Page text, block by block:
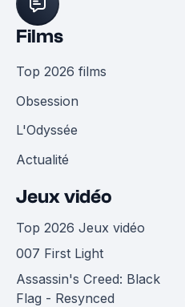
Films
Top 2026 films
Obsession
L'Odyssée
Actualité
Jeux vidéo
Top 2026 Jeux vidéo
007 First Light
Assassin's Creed: Black
Flag - Resynced